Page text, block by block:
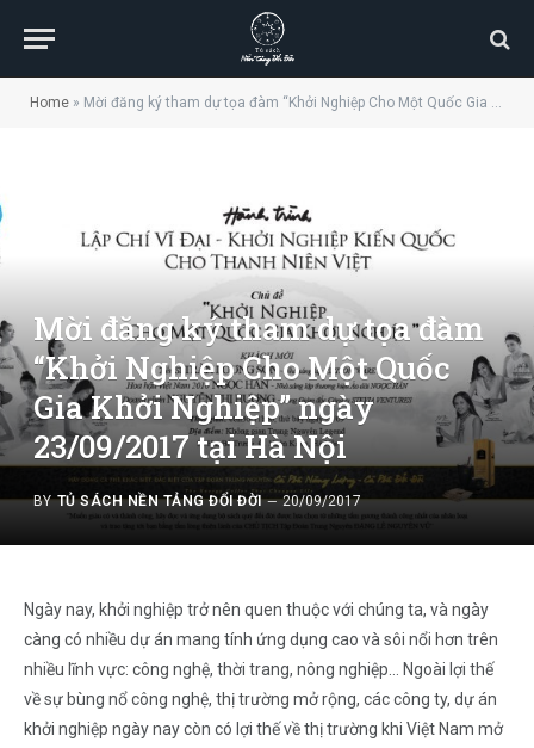
Home » Mời đăng ký tham dự tọa đàm “Khởi Nghiệp Cho Một Quốc Gia Khởi Nghiệp” ngày 23/09/2017 tại Hà Nội
Mời đăng ký tham dự tọa đàm
“Khởi Nghiệp Cho Một Quốc
Gia Khởi Nghiệp” ngày
23/09/2017 tại Hà Nội
BY TỦ SÁCH NỀN TẢNG ĐỔI ĐỜI 20/09/2017
Ngày nay, khởi nghiệp trở nên quen thuộc với chúng ta, và ngày
càng có nhiều dự án mang tính ứng dụng cao và sôi nổi hơn trên
nhiều lĩnh vực: công nghệ, thời trang, nông nghiệp… Ngoài lợi thế
về sự bùng nổ công nghệ, thị trường mở rộng, các công ty, dự án
khởi nghiệp ngày nay còn có lợi thế về thị trường khi Việt Nam mở